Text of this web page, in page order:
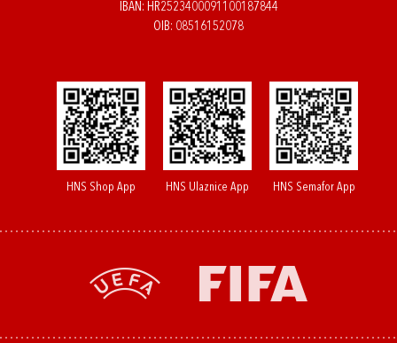
IBAN: HR2523400091100187844
OIB: 08516152078
HNS Shop App HNS Ulaznice App HNS Semafor App